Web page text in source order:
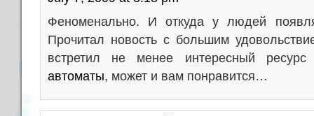
Феноменально. И откуда у людей
Прочитал новость с большим
встретил не менее интересный
автоматы, может и вам понравится…